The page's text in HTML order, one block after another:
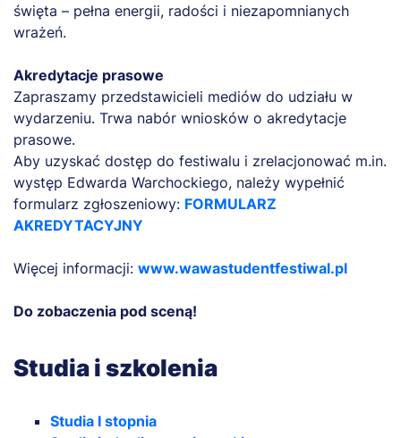
święta – pełna energii, radości i niezapomnianych
wrażeń.
Akredytacje prasowe
Zapraszamy przedstawicieli mediów do udziału w
wydarzeniu. Trwa nabór wniosków o akredytacje
prasowe.
Aby uzyskać dostęp do festiwalu i zrelacjonować m.in.
występ Edwarda Warchockiego, należy wypełnić
formularz zgłoszeniowy: FORMULARZ
AKREDYTACYJNY
Więcej informacji: www.wawastudentfestiwal.pl
Do zobaczenia pod sceną!
Studia i szkolenia
Studia I stopnia